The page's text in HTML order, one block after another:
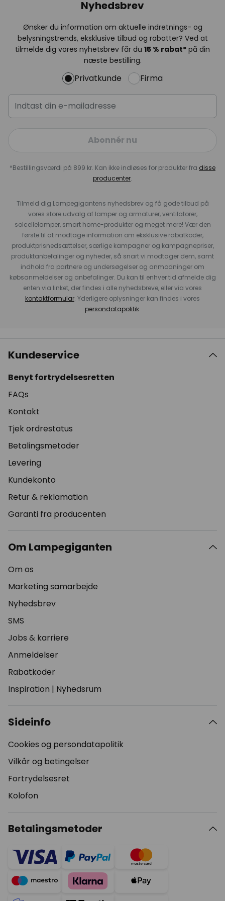
Nyhedsbrev
Ønsker du information om aktuelle indretnings- og
belysningstrends, eksklusive tilbud og rabatter? Ved at
tilmelde dig vores nyhetsbrev får du 15 % rabat* på din
næste bestilling.
Privatkunde Firma
Abonnér nu
*Bestillingsværdi på 899 kr. Kan ikke indløses for produkter fra disse
producenter.
Tilmeld dig Lampegigantens nyhedsbrev og få gode tilbud på
vores store udvalg af lamper og armaturer, ventilatorer,
solcellelamper, smart home-produkter og meget mere! Vær den
første til at modtage information om eksklusive rabatkoder,
produktprisnedsættelser, særlige kampagner og kampagnepriser,
produktanbefalinger og nyheder, så snart vi modtager dem, samt
indhold fra partnere og undersøgelser og anmodninger om
købsanmeldelser og anbefalinger. Du kan til enhver tid afmelde dig
enten via linket, der findes i alle nyhedsbreve, eller via vores
kontaktformular. Yderligere oplysninger kan findes i vores
persondatapolitik.
Kundeservice
Benyt fortrydelsesretten
FAQs
Kontakt
Tjek ordrestatus
Betalingsmetoder
Levering
Kundekonto
Retur & reklamation
Garanti fra producenten
Om Lampegiganten
Om os
Marketing samarbejde
Nyhedsbrev
SMS
Jobs & karriere
Anmeldelser
Rabatkoder
Inspiration | Nyhedsrum
Sideinfo
Cookies og persondatapolitik
Vilkår og betingelser
Fortrydelsesret
Kolofon
Betalingsmetoder